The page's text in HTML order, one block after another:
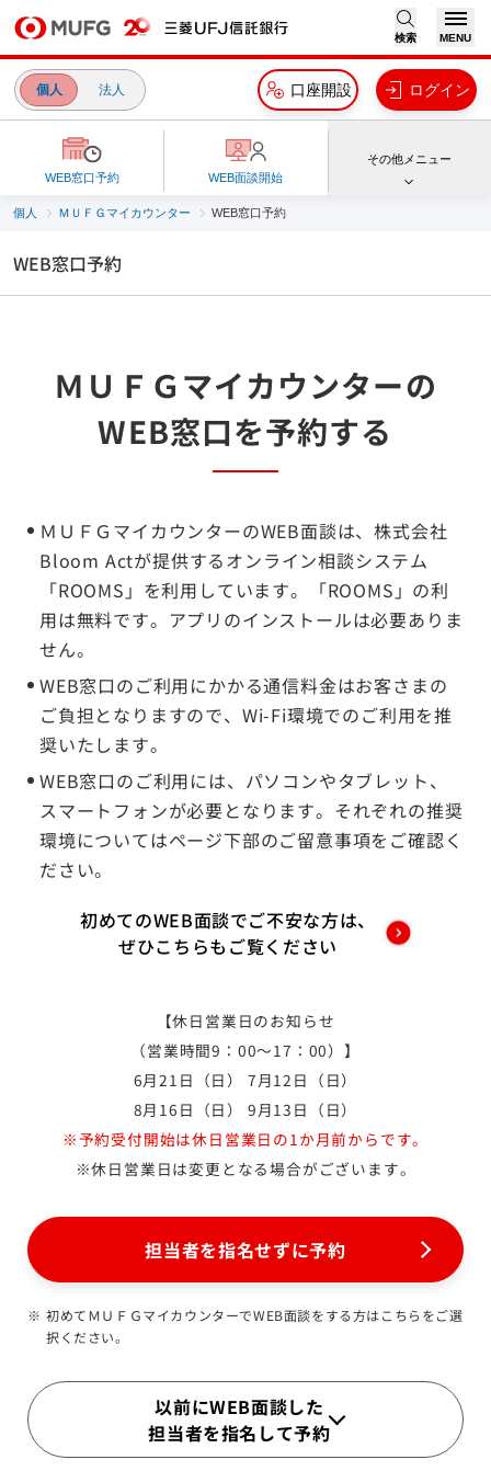
検索 MENU
個人 法人 口座開設 ログイン
WEB窓口予約 WEB面談開始
その他メニュー
個人 ＭＵＦＧマイカウンター WEB窓口予約
WEB窓口予約
ＭＵＦＧマイカウンターの
WEB窓口を予約する
ＭＵＦＧマイカウンターのWEB面談は、株式会社
Bloom Actが提供するオンライン相談システム
「ROOMS」を利用しています。「ROOMS」の利
用は無料です。アプリのインストールは必要ありま
せん。
WEB窓口のご利用にかかる通信料金はお客さまの
ご負担となりますので、Wi-Fi環境でのご利用を推
奨いたします。
WEB窓口のご利用には、パソコンやタブレット、
スマートフォンが必要となります。それぞれの推奨
環境についてはページ下部のご留意事項をご確認く
ださい。
初めてのWEB面談でご不安な方は、
ぜひこちらもご覧ください
【休日営業日のお知らせ
（営業時間9：00～17：00）】
6月21日（日） 7月12日（日）
8月16日（日） 9月13日（日）
※予約受付開始は休日営業日の1か月前からです。
※休日営業日は変更となる場合がございます。
担当者を指名せずに予約
初めてＭＵＦＧマイカウンターでWEB面談をする方はこちらをご選
択ください。
以前にWEB面談した
担当者を指名して予約